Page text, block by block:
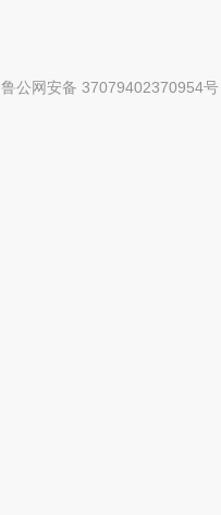
鲁公网安备 37079402370954号